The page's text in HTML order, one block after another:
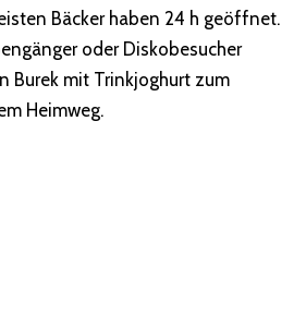
Bäcker haben 24 h geöffnet.
oder Diskobesucher
Burek mit Trinkjoghurt zum
Heimweg.